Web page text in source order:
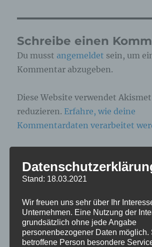
Schreibe einen
Du musst angemeldet sein, um
Kommentar abzugeben.
Diese Website verwendet
reduzieren. Erfahre, wie deine
Kommentardaten verarbeitet
Beitragsnavigation
VERÖFFENTLICHT IN
Zoofotografie: Zoo
Grömitz 03.03.2026
Stand: 18.03.2021
Wir freuen uns sehr über Ihr
Unternehmen. Eine Nutzung der
grundsätzlich ohne jede Angabe
personenbezogener Daten möglich.
betroffene Person besondere